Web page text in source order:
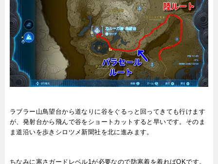
ラブラー山鳥望台から道なりに谷をぐるっと回ってきても行けます
が、発射台から飛んで谷をショートカットすると早いです。そのま
ま道沿いを歩きシロツメ新聞社を北に進みます。
ちなみに寒さガードレベル1が必要なので防寒着を着ればOKです。